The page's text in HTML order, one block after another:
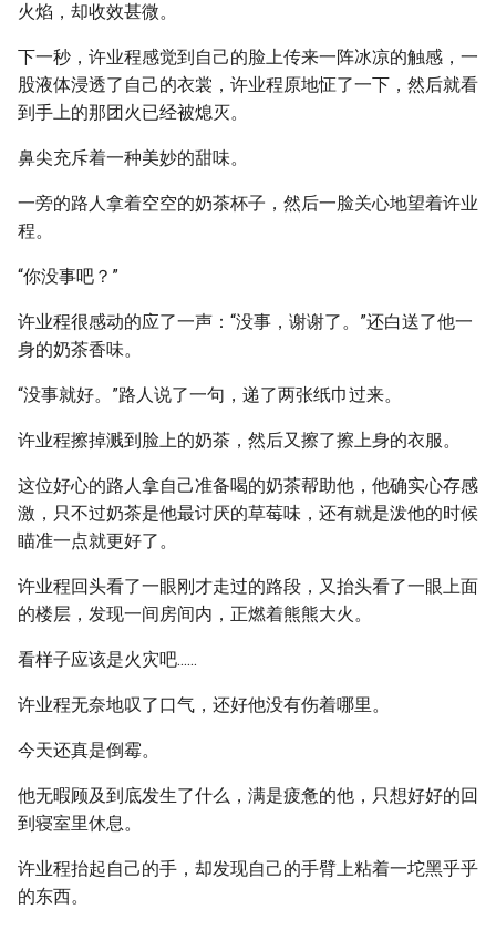
火焰，却收效甚微。
下一秒，许业程感觉到自己的脸上传来一阵冰凉的触感，一
股液体浸透了自己的衣裳，许业程原地怔了一下，然后就看
到手上的那团火已经被熄灭。
鼻尖充斥着一种美妙的甜味。
一旁的路人拿着空空的奶茶杯子，然后一脸关心地望着许业
程。
“你没事吧？”
许业程很感动的应了一声：“没事，谢谢了。”还白送了他一
身的奶茶香味。
“没事就好。”路人说了一句，递了两张纸巾过来。
许业程擦掉溅到脸上的奶茶，然后又擦了擦上身的衣服。
这位好心的路人拿自己准备喝的奶茶帮助他，他确实心存感
激，只不过奶茶是他最讨厌的草莓味，还有就是泼他的时候
瞄准一点就更好了。
许业程回头看了一眼刚才走过的路段，又抬头看了一眼上面
的楼层，发现一间房间内，正燃着熊熊大火。
看样子应该是火灾吧......
许业程无奈地叹了口气，还好他没有伤着哪里。
今天还真是倒霉。
他无暇顾及到底发生了什么，满是疲惫的他，只想好好的回
到寝室里休息。
许业程抬起自己的手，却发现自己的手臂上粘着一坨黑乎乎
的东西。